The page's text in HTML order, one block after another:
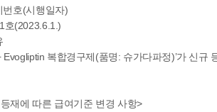
번호(시행일자)
호(2023.6.1.)
Evogliptin 복합경구제(품명: 슈가다파정)’가 신
재에 따른 급여기준 변경 사항>